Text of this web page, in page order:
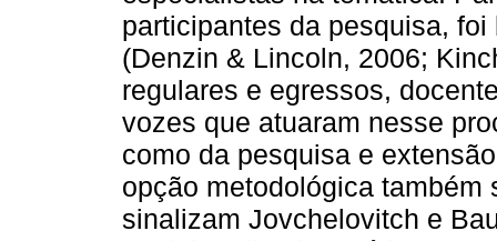
participantes da pesquisa,
(Denzin & Lincoln, 2006;
regulares e egressos,
vozes que atuaram nesse
como da pesquisa e
opção metodológica
sinalizam Jovchelovitch e